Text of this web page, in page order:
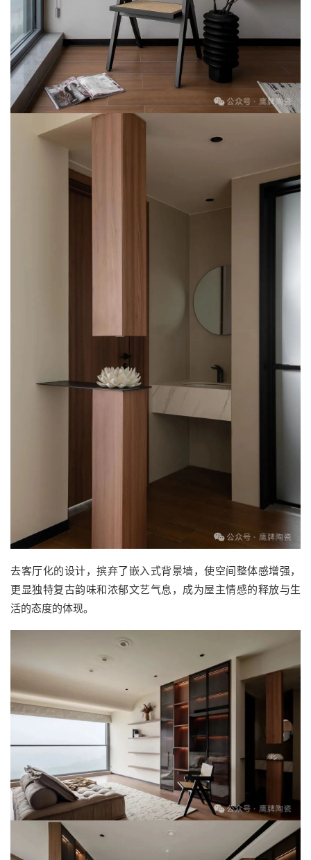
去客厅化的设计，摈弃了嵌入式背景墙，使空间整体感增强，
更显独特复古韵味和浓郁文艺气息，成为屋主情感的释放与生
活的态度的体现。